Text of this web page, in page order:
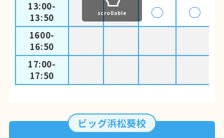
13:00-
13:50
◯ ◯
1600-
16:50
17:00-
17:50
scrollable
ビッグ浜松葵校